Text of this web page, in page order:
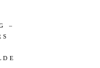
–